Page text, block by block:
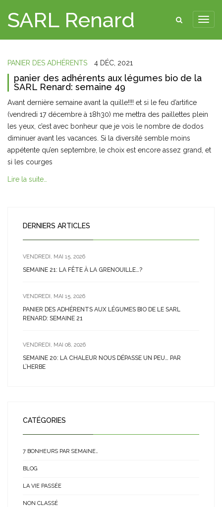
SARL Renard
PANIER DES ADHÉRENTS 4 DÉC, 2021
panier des adhérents aux légumes bio de la
SARL Renard: semaine 49
Avant dernière semaine avant la quille!!!! et si le feu d’artifice
(vendredi 17 décembre à 18h30) me mettra des paillettes plein
les yeux, c’est avec bonheur que je vois le nombre de dodos
diminuer avant les vacances. Si la diversité semble moins
appétente qu’en septembre, le choix est encore assez grand, et
si les courges
Lire la suite…
DERNIERS ARTICLES
VENDREDI, MAI 15, 2026
SEMAINE 21: LA FÊTE À LA GRENOUILLE…?
VENDREDI, MAI 15, 2026
PANIER DES ADHÉRENTS AUX LÉGUMES BIO DE LE SARL
RENARD: SEMAINE 21
VENDREDI, MAI 08, 2026
SEMAINE 20: LA CHALEUR NOUS DÉPASSE UN PEU… PAR
L’HERBE
CATÉGORIES
7 BONHEURS PAR SEMAINE…
BLOG
LA VIE PASSÉE
NON CLASSÉ